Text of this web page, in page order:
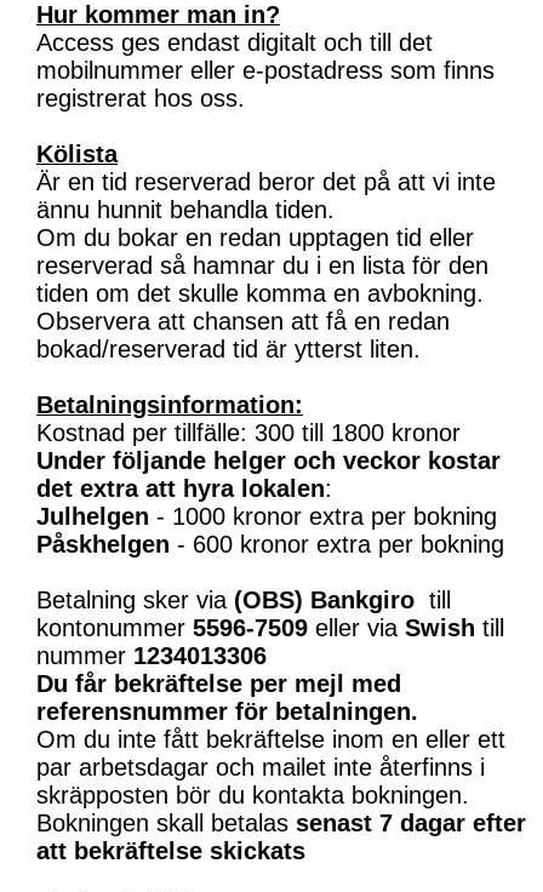
Hur kommer man in?
Access ges endast digitalt och till det
mobilnummer eller e-postadress som finns
registrerat hos oss.
Kölista
Är en tid reserverad beror det på att vi inte
ännu hunnit behandla tiden.
Om du bokar en redan upptagen tid eller
reserverad så hamnar du i en lista för den
tiden om det skulle komma en avbokning.
Observera att chansen att få en redan
bokad/reserverad tid är ytterst liten.
Betalningsinformation:
Kostnad per tillfälle: 300 till 1800 kronor
Under följande helger och veckor kostar
det extra att hyra lokalen:
Julhelgen - 1000 kronor extra per bokning
Påskhelgen - 600 kronor extra per bokning
Betalning sker via (OBS) Bankgiro till
kontonummer 5596-7509 eller via Swish till
nummer 1234013306
Du får bekräftelse per mejl med
referensnummer för betalningen.
Om du inte fått bekräftelse inom en eller ett
par arbetsdagar och mailet inte återfinns i
skräpposten bör du kontakta bokningen.
Bokningen skall betalas senast 7 dagar efter
att bekräftelse skickats